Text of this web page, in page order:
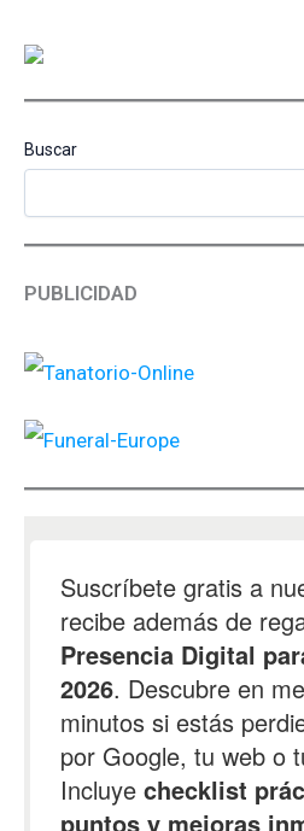
Buscar
PUBLICIDAD